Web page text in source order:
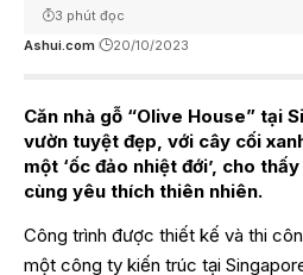
Ashui.com 20/10/2023
3 phút đọc
Căn nhà gỗ “Olive House” tại
vườn tuyệt đẹp, với cây cối
một ‘ốc đảo nhiệt đới’, cho
cùng yêu thích thiên nhiên.
Công trình được thiết kế và thi
một công ty kiến trúc tại